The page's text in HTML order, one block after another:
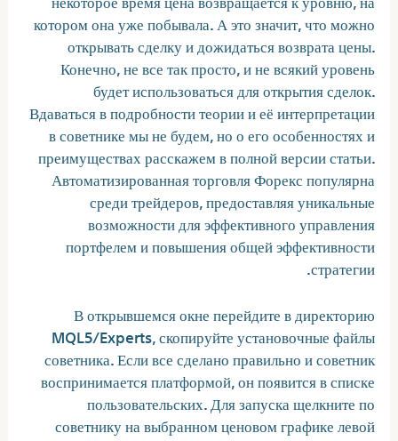
котором она уже побывала. А это значит, что можно
открывать сделку и дожидаться возврата цены.
Конечно, не все так просто, и не всякий уровень
будет использоваться для открытия сделок.
Вдаваться в подробности теории и её интерпретации
в советнике мы не будем, но о его особенностях и
преимуществах расскажем в полной версии статьи.
Автоматизированная торговля Форекс популярна
среди трейдеров, предоставляя уникальные
возможности для эффективного управления
портфелем и повышения общей эффективности
стратегии.
В открывшемся окне перейдите в директорию
MQL5/Experts, скопируйте установочные файлы
советника. Если все сделано правильно и советник
воспринимается платформой, он появится в списке
пользовательских. Для запуска щелкните по
советнику на выбранном ценовом графике левой